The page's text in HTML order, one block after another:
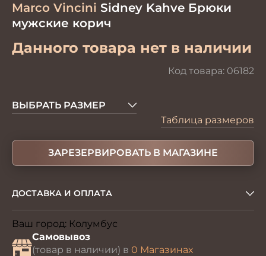
Marco Vincini Sidney Kahve Брюки
мужские корич
Данного товара нет в наличии
Код товара: 06182
ВЫБРАТЬ РАЗМЕР
Таблица размеров
ЗАРЕЗЕРВИРОВАТЬ В МАГАЗИНЕ
ДОСТАВКА И ОПЛАТА
Ваш город: Колумбус
Самовывоз
(товар в наличии) в 0 Магазинах